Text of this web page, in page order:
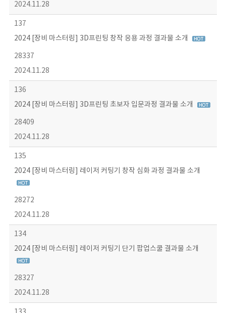
2024.11.28
137
2024 [장비 마스터링] 3D프린팅 창작 응용 과정 결과물 소개
28337
2024.11.28
136
2024 [장비 마스터링] 3D프린팅 초보자 입문과정 결과물 소개
28409
2024.11.28
135
2024 [장비 마스터링] 레이저 커팅기 창작 심화 과정 결과물 소개
28272
2024.11.28
134
2024 [장비 마스터링] 레이저 커팅기 단기 팝업스쿨 결과물 소개
28327
2024.11.28